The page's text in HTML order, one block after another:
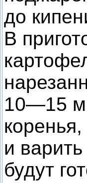
до
В
10—15
и
будут